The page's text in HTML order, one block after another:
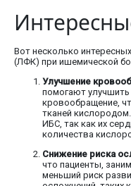
Вот несколько
(ЛФК) при ишемической
Улучшение
помогают
кровообращение,
тканей
ИБС, так как их
количества
Снижение риска
что пациенты,
меньший риск